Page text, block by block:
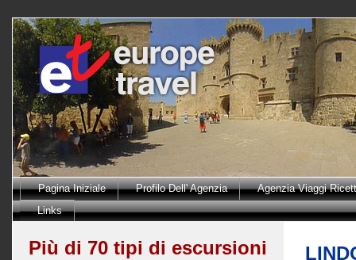
Pagina Iniziale Profilo Dell' Agenzia
Agenzia Viaggi
Links
Più di 70 tipi di escursioni